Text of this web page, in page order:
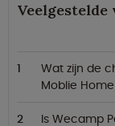
Veelgestelde
Wat zijn de
Moblie
Is Wecamp